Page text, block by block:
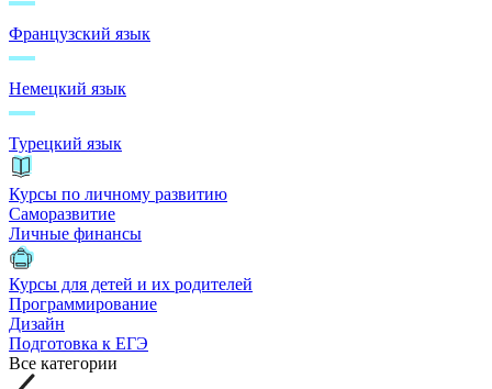
Французский язык
Немецкий язык
Турецкий язык
Курсы по личному развитию
Саморазвитие
Личные финансы
Курсы для детей и их родителей
Программирование
Дизайн
Подготовка к ЕГЭ
Все категории